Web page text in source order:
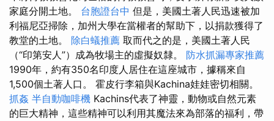
家庭分開土地。 台胞證台中 但是，美國土著人民迅速被加
利福尼亞掃除，加州大學在當權者的幫助下，以捐款獲得了
教堂的土地。 除白蟻推薦 取而代之的是，美國土著人民
（“印第安人”）成為牧場主的虛擬奴隸。 防水抓漏專家推薦
1990年，約有350名印度人居住在這座城市，據稱來自
1,500個土著人口。 霍皮行李箱與Kachina娃娃密切相關。
抓姦 半自動咖啡機 Kachins代表了神靈，動物或自然元素
的巨大精神，這些精神可以利用其魔法來為部落的福利，帶